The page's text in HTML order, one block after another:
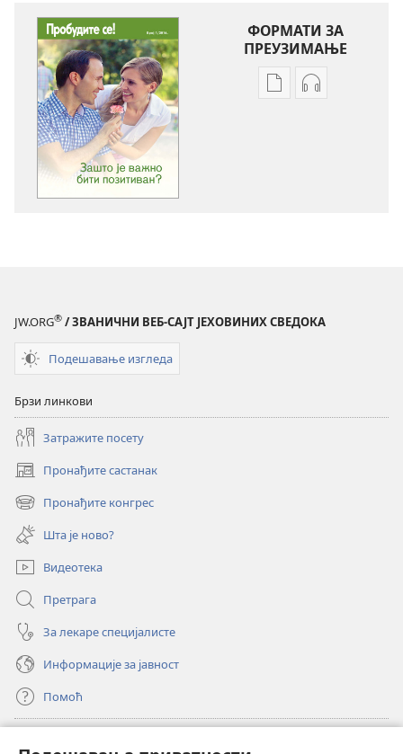
ФОРМАТИ ЗА
ПРЕУЗИМАЊЕ
Формати
позитиван?
Формати
позитиван?
JW.ORG® / ЗВАНИЧНИ ВЕБ-САЈТ ЈЕХОВИНИХ СВЕДОКА
Подешавање изгледа
Брзи линкови
Затражите посету
Пронађите састанак
(отвара
нови
прозор)
Пронађите конгрес
(отвара
нови
прозор)
Шта је ново?
Видеотека
Претрага
За лекаре специјалисте
Информације за јавност
Помоћ
(отвара